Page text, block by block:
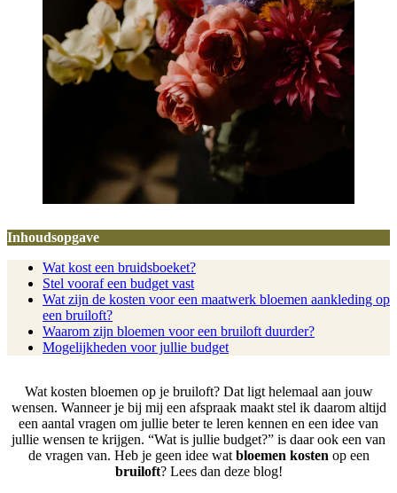
Inhoudsopgave
Wat kost een bruidsboeket?
Stel vooraf een budget vast
Wat zijn de kosten voor een maatwerk bloemen aankleding op
een bruiloft?
Waarom zijn bloemen voor een bruiloft duurder?
Mogelijkheden voor jullie budget
Wat kosten bloemen op je bruiloft? Dat ligt helemaal aan jouw
wensen. Wanneer je bij mij een afspraak maakt stel ik daarom altijd
een aantal vragen om jullie beter te leren kennen en een idee van
jullie wensen te krijgen. “Wat is jullie budget?” is daar ook een van
de vragen van. Heb je geen idee wat bloemen kosten op een
bruiloft? Lees dan deze blog!